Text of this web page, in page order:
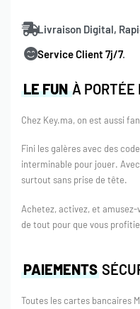
LE FUNÀ PORTÉE
Chez Key.ma, on est aussi
Fini les galères avec des
interminable pour jouer.
surtout sans prise de tête.
Achetez, activez, et amusez-
de tout pour que vous
Livraison Digital,
Service Client 7j/7.
PAIEMENTS
Toutes les cartes bancaires